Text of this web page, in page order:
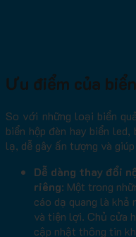
Ưu điểm của
So với những loại biển
biển hộp đèn hay biển
lạ, dễ gây ấn tượng và
Dễ dàng thay đổi
riêng: Một trong
cáo dạ quang là khả
và tiện lợi. Chủ cửa
cập nhật thông tin